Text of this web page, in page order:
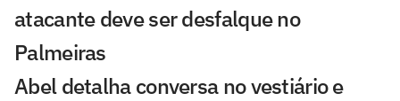
atacante deve ser desfalque no
Palmeiras
Abel detalha conversa no vestiário e